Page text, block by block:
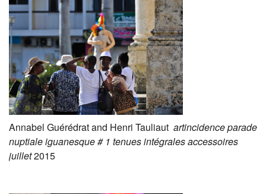
Annabel Guérédrat and Henri Tauliaut artincidence parade
nuptiale iguanesque # 1 tenues intégrales accessoires
juillet2015